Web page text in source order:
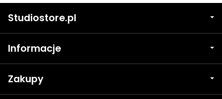
Studiostore.pl
Informacje
Zakupy